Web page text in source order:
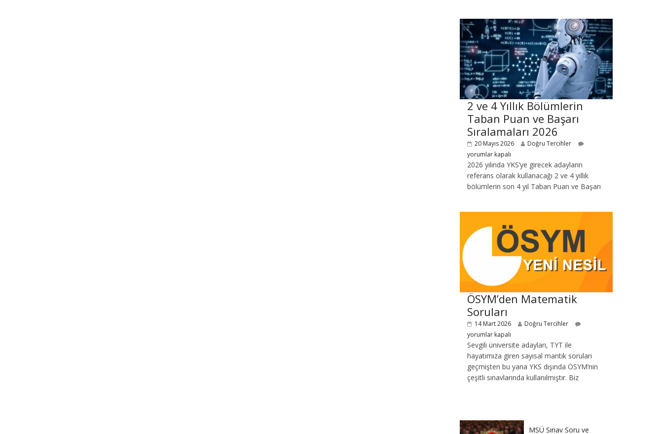
2 ve 4 Yıllık Bölümlerin
Taban Puan ve Başarı
Sıralamaları 2026
20 Mayıs 2026
Doğru Tercihler
yorumlar kapalı
2026 yılında YKS’ye girecek adayların
referans olarak kullanacağı 2 ve 4 yıllık
bölümlerin son 4 yıl Taban Puan ve Başarı
ÖSYM’den Matematik
Soruları
14 Mart 2026
Doğru Tercihler
yorumlar kapalı
Sevgili üniversite adayları, TYT ile
hayatımıza giren sayısal mantık soruları
geçmişten bu yana YKS dışında ÖSYM’nin
çeşitli sınavlarında kullanılmıştır. Biz
MSÜ Sınav Soru ve